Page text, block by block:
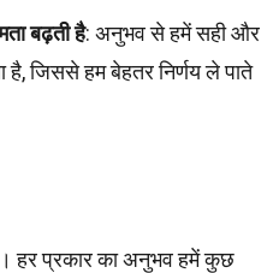
बढ़ती है: अनुभव से हमें सही और
जिससे हम बेहतर निर्णय ले पाते
हर प्रकार का अनुभव हमें कुछ